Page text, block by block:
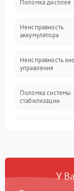
Поломка дисплея
Неисправность
аккумулятора
Неисправность
управления
Поломка системы
стабилизации
Неисправность
У